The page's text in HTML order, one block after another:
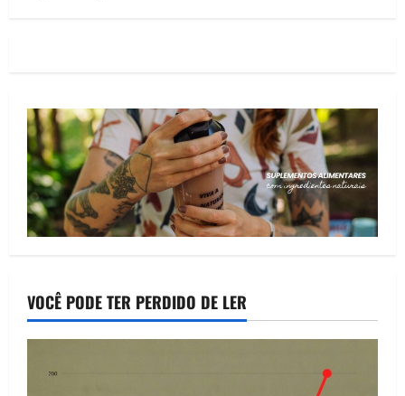
VOCÊ PODE TER PERDIDO DE LER